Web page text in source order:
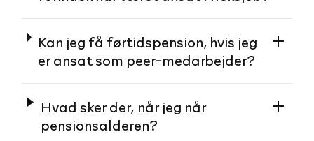
Kan jeg få førtidspension, hvis jeg
er ansat som peer-medarbejder?
Hvad sker der, når jeg når
pensionsalderen?